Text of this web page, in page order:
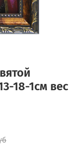
18-1см вес